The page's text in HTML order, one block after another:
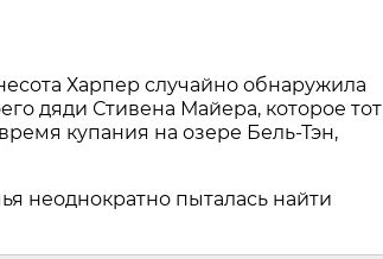
Харпер случайно обнаружила
дяди Стивена Майера, которое тот
купания на озере Бель-Тэн,
неоднократно пыталась найти